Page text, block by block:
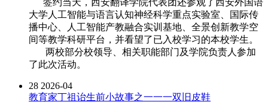
大学人工智能与语言认知神经科学重点实验室、国际传
播中心、人工智能产教融合实训基地、全景创新教学空
间等教学科研平台，并看望了已入校学习的本校学生。
两校部分校领导、相关职能部门及学院负责人参加
了此次活动。
28 2026-04
教育家丁祖诒生前小故事之一一一双旧皮鞋